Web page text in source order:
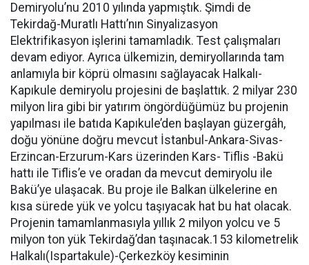
Demiryolu’nu 2010 yılında yapmıştık. Şimdi de
Tekirdağ-Muratlı Hattı’nın Sinyalizasyon
Elektrifikasyon işlerini tamamladık. Test çalışmaları
devam ediyor. Ayrıca ülkemizin, demiryollarında tam
anlamıyla bir köprü olmasını sağlayacak Halkalı-
Kapıkule demiryolu projesini de başlattık. 2 milyar 230
milyon lira gibi bir yatırım öngördüğümüz bu projenin
yapılması ile batıda Kapıkule’den başlayan güzergâh,
doğu yönüne doğru mevcut İstanbul-Ankara-Sivas-
Erzincan-Erzurum-Kars üzerinden Kars- Tiflis -Bakü
hattı ile Tiflis’e ve oradan da mevcut demiryolu ile
Bakü’ye ulaşacak. Bu proje ile Balkan ülkelerine en
kısa sürede yük ve yolcu taşıyacak hat bu hat olacak.
Projenin tamamlanmasıyla yıllık 2 milyon yolcu ve 5
milyon ton yük Tekirdağ’dan taşınacak.153 kilometrelik
Halkalı(Ispartakule)-Çerkezköy kesiminin